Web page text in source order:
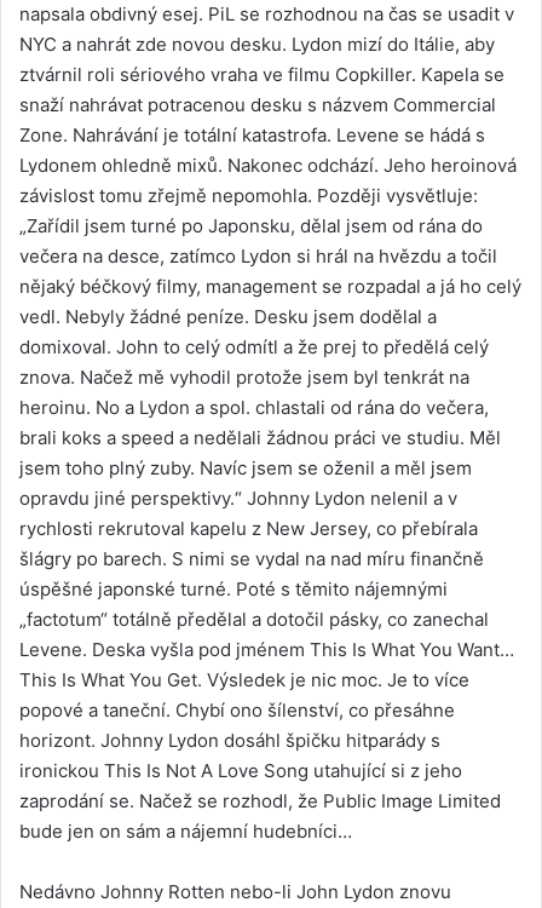
napsala obdivný esej. PiL se rozhodnou na čas se usadit v
NYC a nahrát zde novou desku. Lydon mizí do Itálie, aby
ztvárnil roli sériového vraha ve filmu Copkiller. Kapela se
snaží nahrávat potracenou desku s názvem Commercial
Zone. Nahrávání je totální katastrofa. Levene se hádá s
Lydonem ohledně mixů. Nakonec odchází. Jeho heroinová
závislost tomu zřejmě nepomohla. Později vysvětluje:
„Zařídil jsem turné po Japonsku, dělal jsem od rána do
večera na desce, zatímco Lydon si hrál na hvězdu a točil
nějaký béčkový filmy, management se rozpadal a já ho celý
vedl. Nebyly žádné peníze. Desku jsem dodělal a
domixoval. John to celý odmítl a že prej to předělá celý
znova. Načež mě vyhodil protože jsem byl tenkrát na
heroinu. No a Lydon a spol. chlastali od rána do večera,
brali koks a speed a nedělali žádnou práci ve studiu. Měl
jsem toho plný zuby. Navíc jsem se oženil a měl jsem
opravdu jiné perspektivy.“ Johnny Lydon nelenil a v
rychlosti rekrutoval kapelu z New Jersey, co přebírala
šlágry po barech. S nimi se vydal na nad míru finančně
úspěšné japonské turné. Poté s těmito nájemnými
„factotum“ totálně předělal a dotočil pásky, co zanechal
Levene. Deska vyšla pod jménem This Is What You Want…
This Is What You Get. Výsledek je nic moc. Je to více
popové a taneční. Chybí ono šílenství, co přesáhne
horizont. Johnny Lydon dosáhl špičku hitparády s
ironickou This Is Not A Love Song utahující si z jeho
zaprodání se. Načež se rozhodl, že Public Image Limited
bude jen on sám a nájemní hudebníci…
Nedávno Johnny Rotten nebo-li John Lydon znovu